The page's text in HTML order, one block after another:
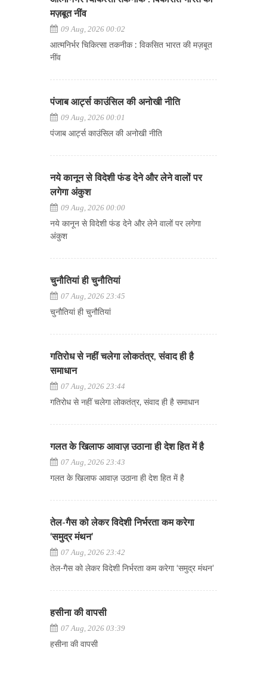
मज़बूत नींव
09 Aug, 2026 00:02
आत्मनिर्भर चिकित्सा तकनीक : विकसित भारत की मज़बूत
नींव
पंजाब आर्ट्स काउंसिल की अनोखी नीति
09 Aug, 2026 00:01
पंजाब आर्ट्स काउंसिल की अनोखी नीति
नये कानून से विदेशी फंड देने और लेने वालों पर
लगेगा अंकुश
09 Aug, 2026 00:00
नये कानून से विदेशी फंड देने और लेने वालों पर लगेगा
अंकुश
चुनौतियां ही चुनौतियां
07 Aug, 2026 23:45
चुनौतियां ही चुनौतियां
गतिरोध से नहीं चलेगा लोकतंत्र, संवाद ही है
समाधान
07 Aug, 2026 23:44
गतिरोध से नहीं चलेगा लोकतंत्र, संवाद ही है समाधान
गलत के खिलाफ आवाज़ उठाना ही देश हित में है
07 Aug, 2026 23:43
गलत के खिलाफ आवाज़ उठाना ही देश हित में है
तेल-गैस को लेकर विदेशी निर्भरता कम करेगा
‘समुद्र मंथन’
07 Aug, 2026 23:42
तेल-गैस को लेकर विदेशी निर्भरता कम करेगा ‘समुद्र मंथन’
हसीना की वापसी
07 Aug, 2026 03:39
हसीना की वापसी